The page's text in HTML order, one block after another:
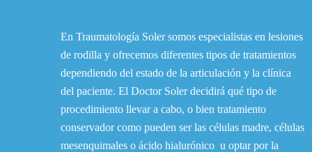
En Traumatología Soler somos especialistas en lesiones
de rodilla y ofrecemos diferentes tipos de tratamientos
dependiendo del estado de la articulación y la clínica
del paciente. El Doctor Soler decidirá qué tipo de
procedimiento llevar a cabo, o bien tratamiento
conservador como pueden ser las células madre, células
mesenquimales o ácido hialurónico u optar por la